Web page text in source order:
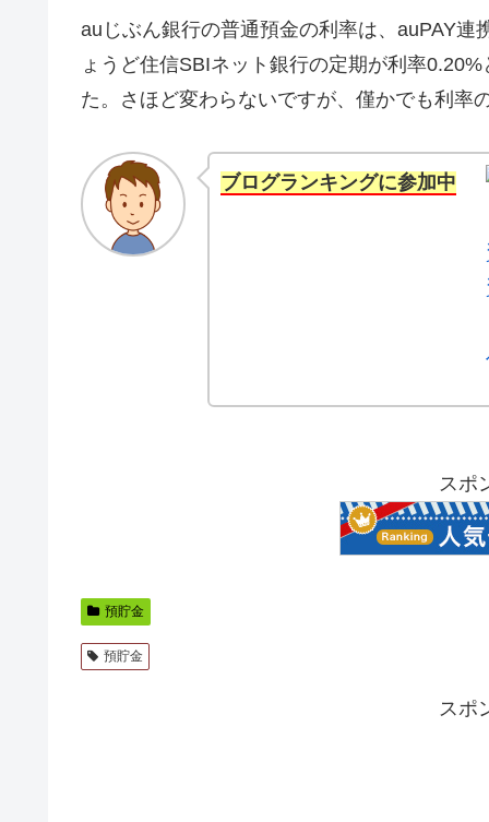
auじぶん銀行の普通預金の利率は、auPAY
ょうど住信SBIネット銀行の定期が利率
た。さほど変わらないですが、僅かでも利率
ブログランキングに参加中
スポ
預貯金
預貯金
スポ